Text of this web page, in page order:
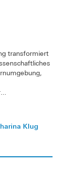
transformiert
Klug